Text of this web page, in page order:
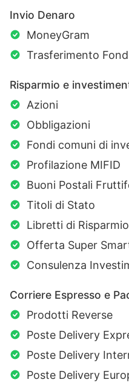
Invio Denaro
MoneyGram
Trasferimento
Risparmio e
Azioni
Obbligazioni
Fondi comuni di
Profilazione MIFID
Buoni Postali
Titoli di Stato
Libretti di Risparmio
Offerta Super
Consulenza
Corriere Espresso e
Prodotti Reverse
Poste Delivery
Poste Delivery
Poste Delivery